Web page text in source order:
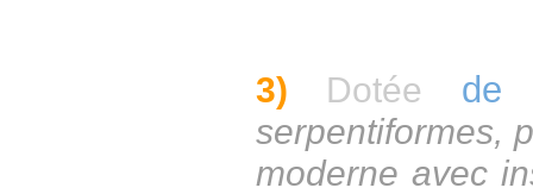
3) Dotée de
serpentiformes,
moderne avec